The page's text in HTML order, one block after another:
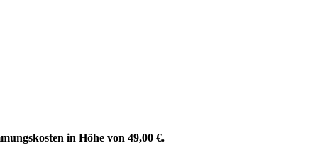
in Höhe von 49,00 €.